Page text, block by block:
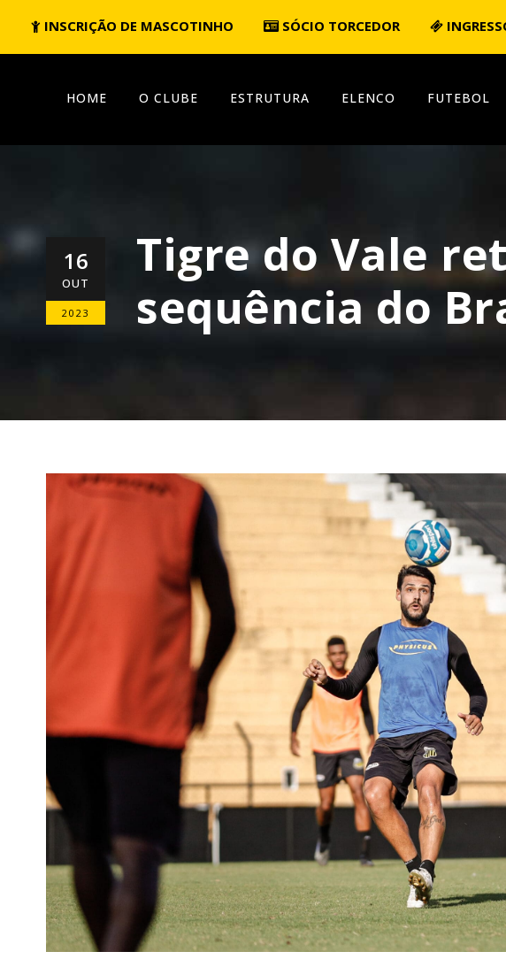
INSCRIÇÃO DE MASCOTINHO SÓCIO TORCEDOR
HOME O CLUBE ESTRUTURA ELENCO FUTEBOL
16
OUT
2023
Tigre do Vale
sequência do